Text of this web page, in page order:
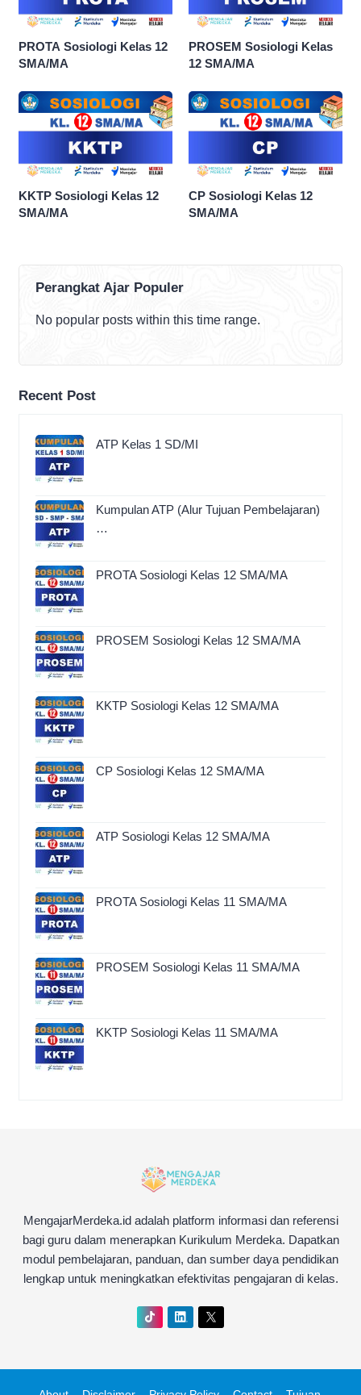
PROTA Sosiologi Kelas 12
SMA/MA
PROSEM Sosiologi Kelas
12 SMA/MA
KKTP Sosiologi Kelas 12
SMA/MA
CP Sosiologi Kelas 12
SMA/MA
Perangkat Ajar Populer
No popular posts within this time range.
Recent Post
ATP Kelas 1 SD/MI
Kumpulan ATP (Alur Tujuan Pembelajaran)
…
PROTA Sosiologi Kelas 12 SMA/MA
PROSEM Sosiologi Kelas 12 SMA/MA
KKTP Sosiologi Kelas 12 SMA/MA
CP Sosiologi Kelas 12 SMA/MA
ATP Sosiologi Kelas 12 SMA/MA
PROTA Sosiologi Kelas 11 SMA/MA
PROSEM Sosiologi Kelas 11 SMA/MA
KKTP Sosiologi Kelas 11 SMA/MA
MengajarMerdeka.id adalah platform informasi dan referensi
bagi guru dalam menerapkan Kurikulum Merdeka. Dapatkan
modul pembelajaran, panduan, dan sumber daya pendidikan
lengkap untuk meningkatkan efektivitas pengajaran di kelas.